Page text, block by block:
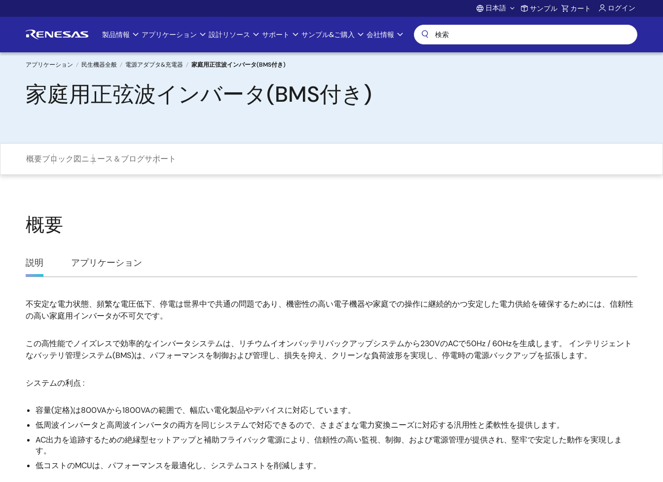
イ
ン
Account
日本語 サンプル カート ログイン
Main
navigation
製品情報 アプリケーション 設計リソース サポート サンプル&ご購入 会社情報
パ
ン
ず
アプリケーション 民生機器全般 電源アダプタ&充電器 家庭用正弦波インバータ(BMS付き)
家庭用正弦波インバータ(BMS付き)
概要ブロック図ニュース＆ブログサポート
概要
概
説明 アプリケーション
説
不安定な電力状態、頻繁な電圧低下、停電は世界中で共通の問題であり、機密性の高い電子機器や家庭での操作に継続的かつ安定した電力供給を確保するためには、信頼性
の高い家庭用インバータが不可欠です。
この高性能でノイズレスで効率的なインバータシステムは、リチウムイオンバッテリバックアップシステムから230VのACで50Hz / 60Hzを生成します。 インテリジェント
なバッテリ管理システム(BMS)は、パフォーマンスを制御および管理し、損失を抑え、クリーンな負荷波形を実現し、停電時の電源バックアップを拡張します。
システムの利点 :
容量(定格)は800VAから1800VAの範囲で、幅広い電化製品やデバイスに対応しています。
低周波インバータと高周波インバータの両方を同じシステムで対応できるので、さまざまな電力変換ニーズに対応する汎用性と柔軟性を提供します。
AC出力を追跡するための絶縁型セットアップと補助フライバック電源により、信頼性の高い監視、制御、および電源管理が提供され、堅牢で安定した動作を実現しま
す。
低コストのMCUは、パフォーマンスを最適化し、システムコストを削減します。